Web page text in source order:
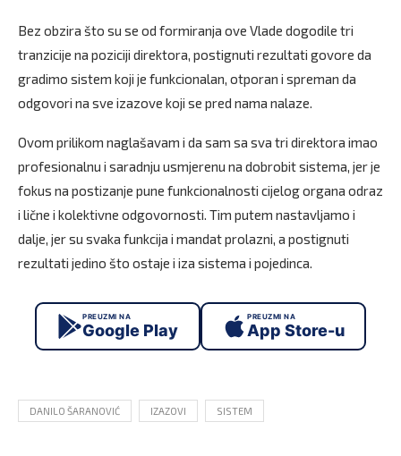
Bez obzira što su se od formiranja ove Vlade dogodile tri
tranzicije na poziciji direktora, postignuti rezultati govore da
gradimo sistem koji je funkcionalan, otporan i spreman da
odgovori na sve izazove koji se pred nama nalaze.
Ovom prilikom naglašavam i da sam sa sva tri direktora imao
profesionalnu i saradnju usmjerenu na dobrobit sistema, jer je
fokus na postizanje pune funkcionalnosti cijelog organa odraz
i lične i kolektivne odgovornosti. Tim putem nastavljamo i
dalje, jer su svaka funkcija i mandat prolazni, a postignuti
rezultati jedino što ostaje i iza sistema i pojedinca.
PREUZMI NA
Google Play
PREUZMI NA
App Store-u
DANILO ŠARANOVIĆ IZAZOVI SISTEM